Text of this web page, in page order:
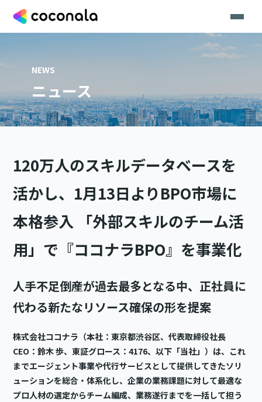
NEWS
ニュース
120万人のスキルデータベースを
活かし、1月13日よりBPO市場に
本格参入 「外部スキルのチーム活
用」で『ココナラBPO』を事業化
人手不足倒産が過去最多となる中、正社員に
代わる新たなリソース確保の形を提案
株式会社ココナラ（本社：東京都渋谷区、代表取締役社長
CEO：鈴木 歩、東証グロース：4176、以下「当社」）は、これ
までエージェント事業や代行サービスとして提供してきたソリ
ューションを総合・体系化し、企業の業務課題に対して最適な
プロ人材の選定からチーム編成、業務遂行までを一括して担う